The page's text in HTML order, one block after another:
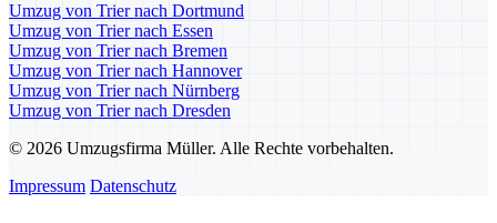
Umzug von Trier nach Dortmund
Umzug von Trier nach Essen
Umzug von Trier nach Bremen
Umzug von Trier nach Hannover
Umzug von Trier nach Nürnberg
Umzug von Trier nach Dresden
© 2026 Umzugsfirma Müller. Alle Rechte vorbehalten.
Impressum Datenschutz